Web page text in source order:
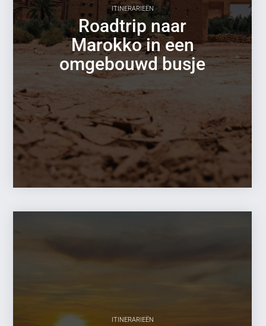
ITINERARIEËN
Roadtrip naar
Marokko in een
omgebouwd busje
ITINERARIEËN